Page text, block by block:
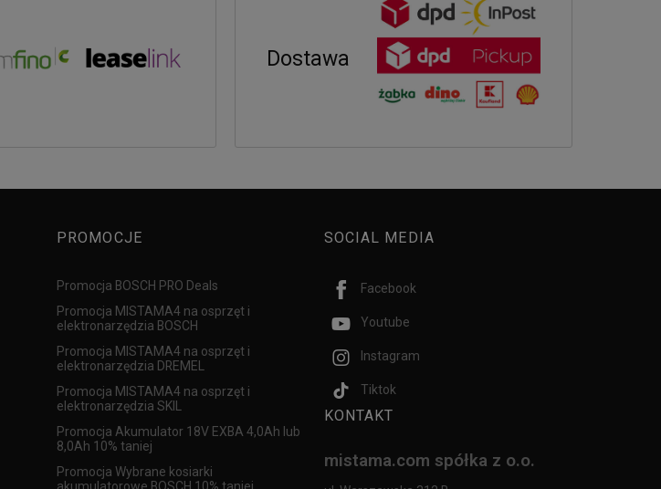
Dostawa
PROMOCJE
Promocja BOSCH PRO Deals
Promocja MISTAMA4 na osprzęt i
elektronarzędzia BOSCH
Promocja MISTAMA4 na osprzęt i
elektronarzędzia DREMEL
Promocja MISTAMA4 na osprzęt i
elektronarzędzia SKIL
Promocja Akumulator 18V EXBA 4,0Ah lub
8,0Ah 10% taniej
Promocja Wybrane kosiarki
SOCIAL MEDIA
Facebook
Youtube
Instagram
Tiktok
KONTAKT
mistama.com spółka z o.o.